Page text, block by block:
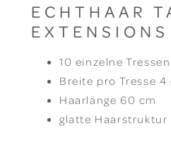
ECHTHAAR
10 einzelne
Breite pro Tresse 4
Haarlänge 60 cm
glatte Haarstruktur